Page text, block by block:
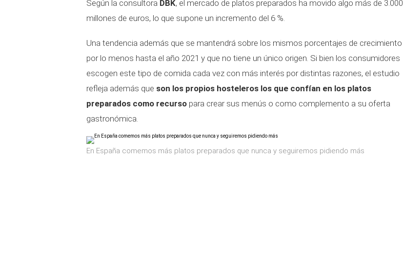
Según la consultora DBK, el mercado de platos preparados ha movido algo más de 3.000
millones de euros, lo que supone un incremento del 6 %.
Una tendencia además que se mantendrá sobre los mismos porcentajes de crecimiento
por lo menos hasta el año 2021 y que no tiene un único origen. Si bien los consumidores
escogen este tipo de comida cada vez con más interés por distintas razones, el estudio
refleja además que son los propios hosteleros los que confían en los platos
preparados como recurso para crear sus menús o como complemento a su oferta
gastronómica.
En España comemos más platos preparados que nunca y seguiremos pidiendo más